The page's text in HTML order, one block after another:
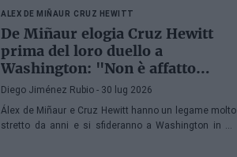
ALEX DE MIÑAUR CRUZ HEWITT
De Miñaur elogia Cruz Hewitt
prima del loro duello a
Washington: "Non è affatto
facile dedicarsi al tennis essendo
figlio di un ex numero 1 del
mondo"
Diego Jiménez Rubio - 30 lug 2026
Álex de Miñaur e Cruz Hewitt hanno un legame molto
stretto da anni e si sfideranno a Washington in un